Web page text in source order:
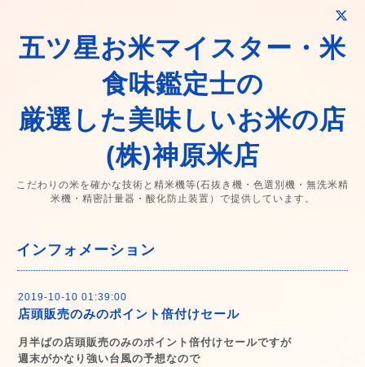
五ツ星お米マイスター・米
食味鑑定士の
厳選した美味しいお米の店
(株)神原米店
こだわりの米を確かな技術と精米機等(石抜き機・色選別機・無洗米精
米機・精密計量器・酸化防止装置）で提供しています。
インフォメーション
2019-10-10 01:39:00
店頭販売のみのポイント倍付けセール
月半ばの店頭販売のみのポイント倍付けセールですが
週末がかなり強い台風の予想なので